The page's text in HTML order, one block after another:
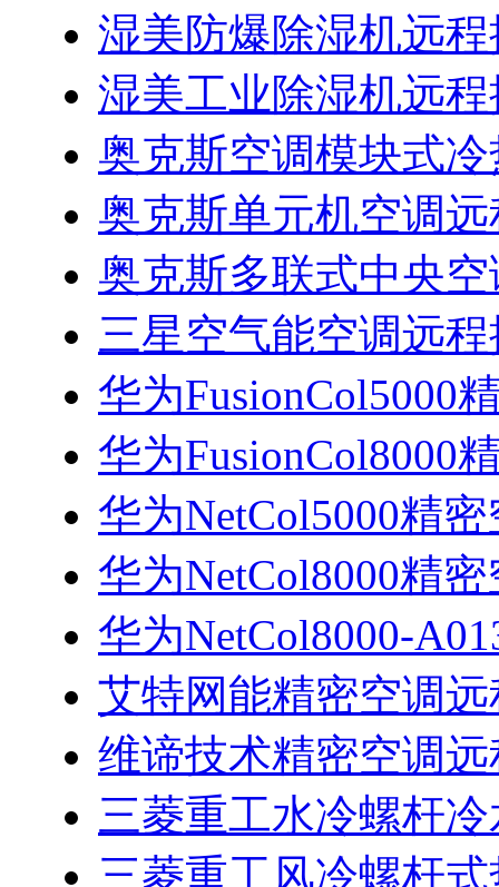
湿美防爆除湿机远
湿美工业除湿机远
奥克斯空调模块式
奥克斯单元机空调
奥克斯多联式中央
三星空气能空调远
华为FusionCol5000
华为FusionCol8000
华为NetCol5000精
华为NetCol8000精
华为NetCol8000-
艾特网能精密空调
维谛技术精密空调
三菱重工水冷螺杆
三菱重工风冷螺杆